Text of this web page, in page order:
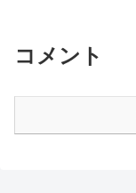
コメント